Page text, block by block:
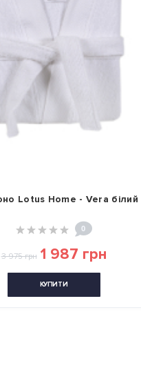
Lotus Home - Vera білий
0
3 975 грн 1 987 грн
КУПИТИ